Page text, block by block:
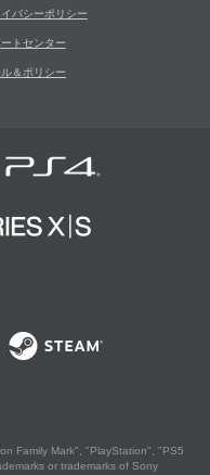
バシーポリシー
トセンター
＆ポリシー
Family Mark", "PlayStation", "PS5
or trademarks of Sony